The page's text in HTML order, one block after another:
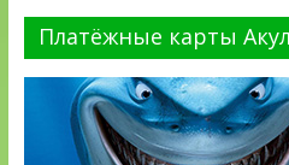
Платёжные карты